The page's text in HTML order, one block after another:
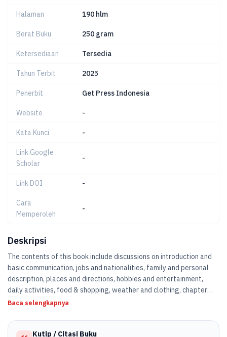
Halaman 190 hlm
Berat Buku 250 gram
Ketersediaan Tersedia
Tahun Terbit 2025
Penerbit Get Press Indonesia
Website -
Kata Kunci -
Link Google
Scholar
-
Link DOI -
Cara
Memperoleh
-
Deskripsi
The contents of this book include discussions on introduction and
basic communication, jobs and nationalities, family and personal
description, places and directions, hobbies and entertainment,
daily activities, food & shopping, weather and clothing, chapter
nine future plans, and past experiences.
Baca selengkapnya
Kutip / Citasi Buku